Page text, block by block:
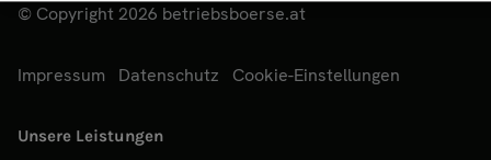
© Copyright 2026 betriebsboerse.at
Impressum Datenschutz Cookie-Einstellungen
Unsere Leistungen